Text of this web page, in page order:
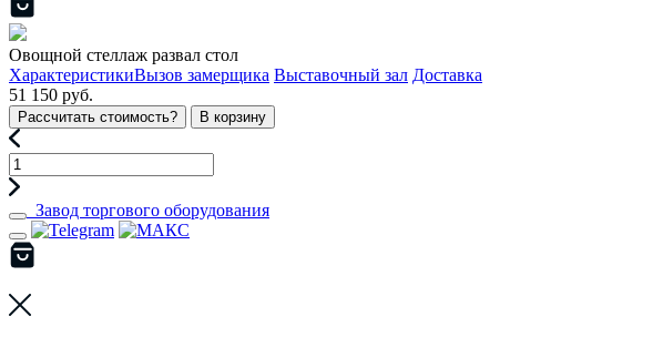
Овощной стеллаж развал стол
ХарактеристикиВызов замерщика Выставочный зал Доставка
51 150 руб.
Рассчитать стоимость? В корзину
Завод торгового оборудования